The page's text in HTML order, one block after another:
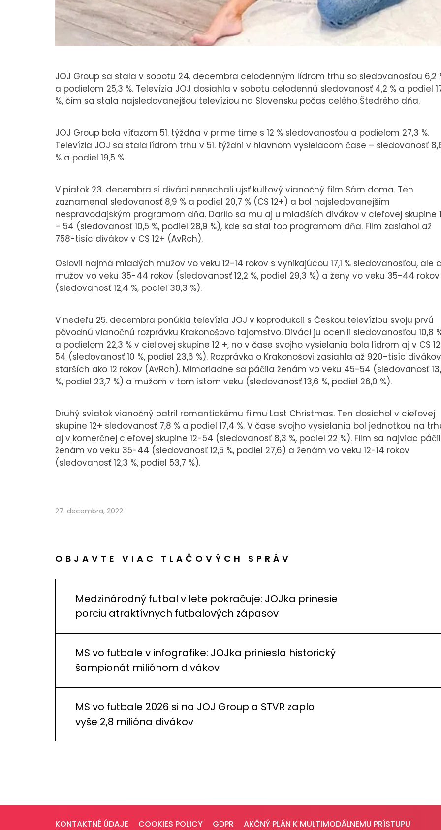
JOJ Group sa stala v sobotu 24. decembra celodenným lídrom trhu so sledovanosťou 6,2
a podielom 25,3 %. Televízia JOJ dosiahla v sobotu celodennú sledovanosť 4,2 % a podiel
%, čím sa stala najsledovanejšou televíziou na Slovensku počas celého Štedrého dňa.
JOJ Group bola víťazom 51. týždňa v prime time s 12 % sledovanosťou a podielom 27,3 %.
Televízia JOJ sa stala lídrom trhu v 51. týždni v hlavnom vysielacom čase – sledovanosť
% a podiel 19,5 %.
V piatok 23. decembra si diváci nenechali ujsť kultový vianočný film Sám doma. Ten
zaznamenal sledovanosť 8,9 % a podiel 20,7 % (CS 12+) a bol najsledovanejším
nespravodajským programom dňa. Darilo sa mu aj u mladších divákov v cieľovej skupine
– 54 (sledovanosť 10,5 %, podiel 28,9 %), kde sa stal top programom dňa. Film zasiahol až
758-tisíc divákov v CS 12+ (AvRch).
Oslovil najmä mladých mužov vo veku 12-14 rokov s vynikajúcou 17,1 % sledovanosťou, ale
mužov vo veku 35-44 rokov (sledovanosť 12,2 %, podiel 29,3 %) a ženy vo veku 35-44 rokov
(sledovanosť 12,4 %, podiel 30,3 %).
V nedeľu 25. decembra ponúkla televízia JOJ v koprodukcii s Českou televíziou svoju prvú
pôvodnú vianočnú rozprávku Krakonošovo tajomstvo. Diváci ju ocenili sledovanosťou 10,8
a podielom 22,3 % v cieľovej skupine 12 +, no v čase svojho vysielania bola lídrom aj v CS
54 (sledovanosť 10 %, podiel 23,6 %). Rozprávka o Krakonošovi zasiahla až 920-tisíc divákov
starších ako 12 rokov (AvRch). Mimoriadne sa páčila ženám vo veku 45-54 (sledovanosť
%, podiel 23,7 %) a mužom v tom istom veku (sledovanosť 13,6 %, podiel 26,0 %).
Druhý sviatok vianočný patril romantickému filmu Last Christmas. Ten dosiahol v cieľovej
skupine 12+ sledovanosť 7,8 % a podiel 17,4 %. V čase svojho vysielania bol jednotkou na
aj v komerčnej cieľovej skupine 12-54 (sledovanosť 8,3 %, podiel 22 %). Film sa najviac páčil
ženám vo veku 35-44 (sledovanosť 12,5 %, podiel 27,6) a ženám vo veku 12-14 rokov
(sledovanosť 12,3 %, podiel 53,7 %).
27. decembra, 2022
OBJAVTE VIAC TLAČOVÝCH SPRÁV
Medzinárodný futbal v lete pokračuje: JOJka prinesie
porciu atraktívnych futbalových zápasov
MS vo futbale v infografike: JOJka priniesla historický
šampionát miliónom divákov
MS vo futbale 2026 si na JOJ Group a STVR zaplo
vyše 2,8 milióna divákov
KONTAKTNÉ ÚDAJE COOKIES POLICY GDPR AKČNÝ PLÁN K MULTIMODÁLNEMU PRÍSTUPU